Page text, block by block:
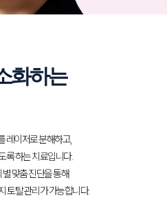
화하는
레이저로 분해하고,
록 하는 치료입니다.
맞춤 진단을 통해
토탈 관리가 가능합니다.